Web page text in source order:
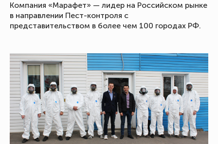
Компания «Марафет» — лидер на Российском рынке
в направлении Пест-контроля с
представительством в более чем 100 городах РФ.